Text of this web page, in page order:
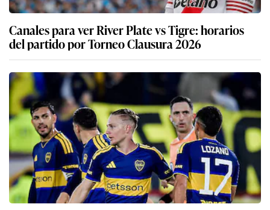
Canales para ver River Plate vs Tigre: horarios
del partido por Torneo Clausura 2026